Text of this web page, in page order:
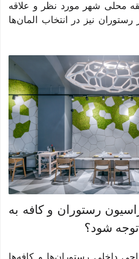
محلی شهر مورد نظر و علاقه
نیز در انتخاب المان‌ها
رستوران و کافه به
توجه شود؟
داخلی رستوران‌ها و کافه‌ها